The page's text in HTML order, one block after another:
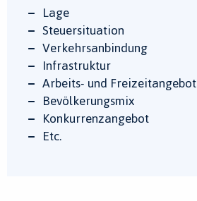
Lage
Steuersituation
Verkehrsanbindung
Infrastruktur
Arbeits- und Freizeitangebot
Bevölkerungsmix
Konkurrenzangebot
Etc.